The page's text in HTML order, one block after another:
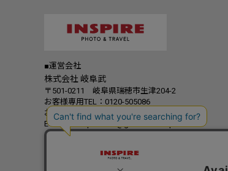
■運営会社
株式会社 岐阜武
〒501-0211 岐阜県瑞穂市生津204-2
お客様専用TEL：0120-505086
お電話受付時間：9:00～17:00(土日祝除く)
E-mail：shopmaster@gifutake-shop.net